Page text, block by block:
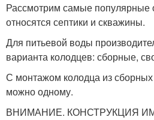
Рассмотрим самые популярные
относятся септики и скважины.
Для питьевой воды
варианта колодцев: сборные,
С монтажом колодца из
можно одному.
ВНИМАНИЕ. КОНСТРУКЦИЯ